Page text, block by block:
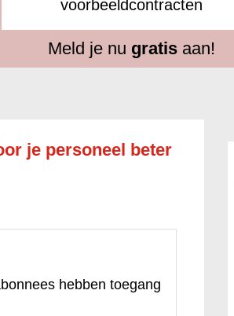
voorbeeldcontracten
Meld je nu gratisaan!
je personeel beter
hebben toegang